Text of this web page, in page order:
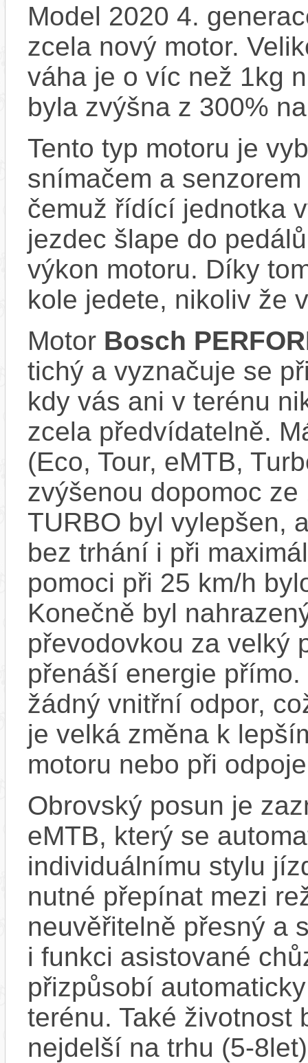
Model 2020 4.
zcela nový motor.
váha je o víc než 1kg
byla zvýšna z 300%
Tento typ motoru je
snímačem a
čemuž řídící jednotka
jezdec šlape do
výkon motoru. Díky
kole jedete, nikoliv že
Motor Bosch
tichý a vyznačuje se
kdy vás ani v terénu
zcela předvídatelně.
(Eco, Tour, eMTB,
zvýšenou dopomoc
TURBO byl vylepšen,
bez trhání i při
pomoci při 25 km/h
Konečně byl
převodovkou za velký
přenáší energie
žádný vnitřní odpor,
je velká změna k
motoru nebo při
Obrovský posun je
eMTB, který se
individuálnímu stylu
nutné přepínat mezi
neuvěřitelně přesný a
i funkci asistované
přizpůsobí
terénu. Také životnost
nejdelší na trhu (5-